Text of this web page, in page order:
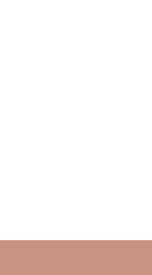
de recevoir des